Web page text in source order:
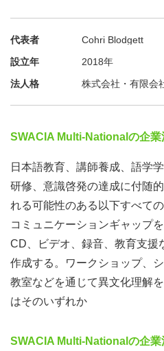
代表者
Cohri Blodgett
設立年
2018年
法人格
株式会社・有限会
SWACIA Multi-Nationalの企業
日本語教育、講師養成、語学
研修、意識啓発の達成に付随
れる可能性のある以下すべて
コミュニケーションギャップ
CD、ビデオ、録音、教育支援
作成する。ワークショップ、
教室などを通じて異文化理解
はそのいずれか
SWACIA Multi-Nationalの企業